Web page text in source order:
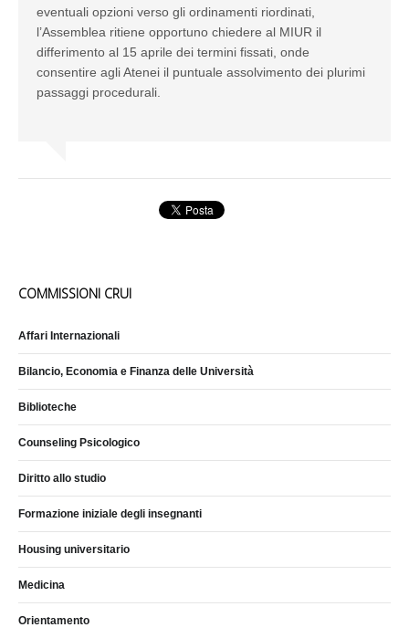
eventuali opzioni verso gli ordinamenti riordinati,
l’Assemblea ritiene opportuno chiedere al MIUR il
differimento al 15 aprile dei termini fissati, onde
consentire agli Atenei il puntuale assolvimento dei plurimi
passaggi procedurali.
COMMISSIONI CRUI
Affari Internazionali
Bilancio, Economia e Finanza delle Università
Biblioteche
Counseling Psicologico
Diritto allo studio
Formazione iniziale degli insegnanti
Housing universitario
Medicina
Orientamento